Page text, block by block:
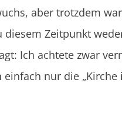
aber trotzdem
Zeitpunkt
Ich achtete zwar
nur die „Kirche